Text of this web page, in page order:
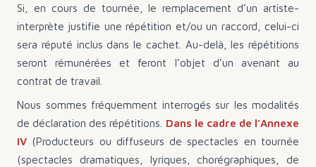
Si, en cours de tournée, le remplacement d’un artiste-
interprète justifie une répétition et/ou un raccord, celui-ci
sera réputé inclus dans le cachet. Au-delà, les répétitions
seront rémunérées et feront l’objet d’un avenant au
contrat de travail.
Nous sommes fréquemment interrogés sur les modalités
de déclaration des répétitions. Dans le cadre de l’Annexe
IV (Producteurs ou diffuseurs de spectacles en tournée
(spectacles dramatiques, lyriques, chorégraphiques, de